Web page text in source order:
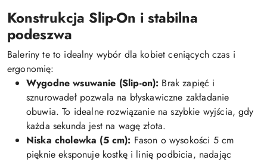
Konstrukcja Slip-On i stabilna
podeszwa
Baleriny te to idealny wybór dla kobiet ceniących czas i
ergonomię:
Wygodne wsuwanie (Slip-on): Brak zapięć i
sznurowadeł pozwala na błyskawiczne zakładanie
obuwia. To idealne rozwiązanie na szybkie wyjścia, gdy
każda sekunda jest na wagę złota.
Niska cholewka (5 cm): Fason o wysokości 5 cm
pięknie eksponuje kostkę i linię podbicia, nadając